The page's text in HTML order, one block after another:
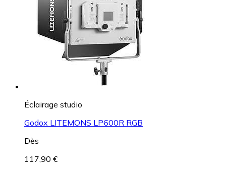
Éclairage studio
Godox LITEMONS LP600R RGB
Dès
117,90 €